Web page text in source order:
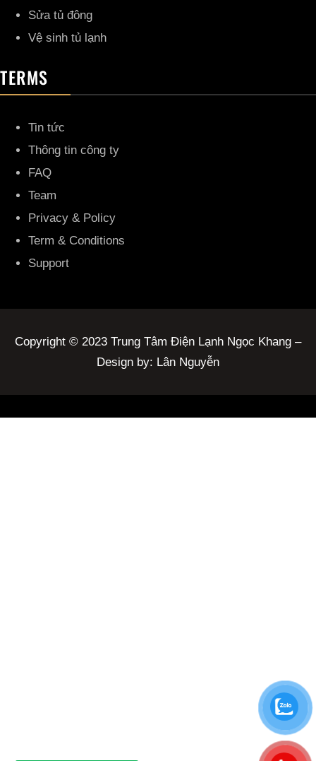
Sửa tủ đông
Vệ sinh tủ lạnh
TERMS
Tin tức
Thông tin công ty
FAQ
Team
Privacy & Policy
Term & Conditions
Support
Copyright © 2023 Trung Tâm Điện Lạnh Ngọc Khang –
Design by: Lân Nguyễn